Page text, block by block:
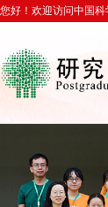
您好！欢迎访问中国科